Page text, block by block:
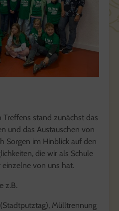
stand zunächst das
und das Austauschen von
Sorgen im Hinblick auf den
die wir als Schule
einzelne von uns hat.
z.B.
Mülltrennung